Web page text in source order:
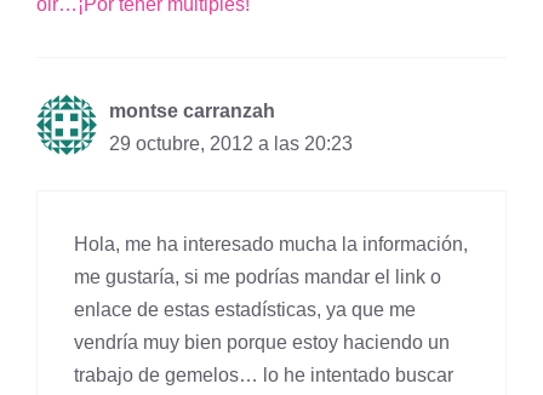
montse carranzah
29 octubre, 2012 a las 20:23
Hola, me ha interesado mucha la información,
me gustaría, si me podrías mandar el link o
enlace de estas estadísticas, ya que me
vendría muy bien porque estoy haciendo un
trabajo de gemelos… lo he intentado buscar